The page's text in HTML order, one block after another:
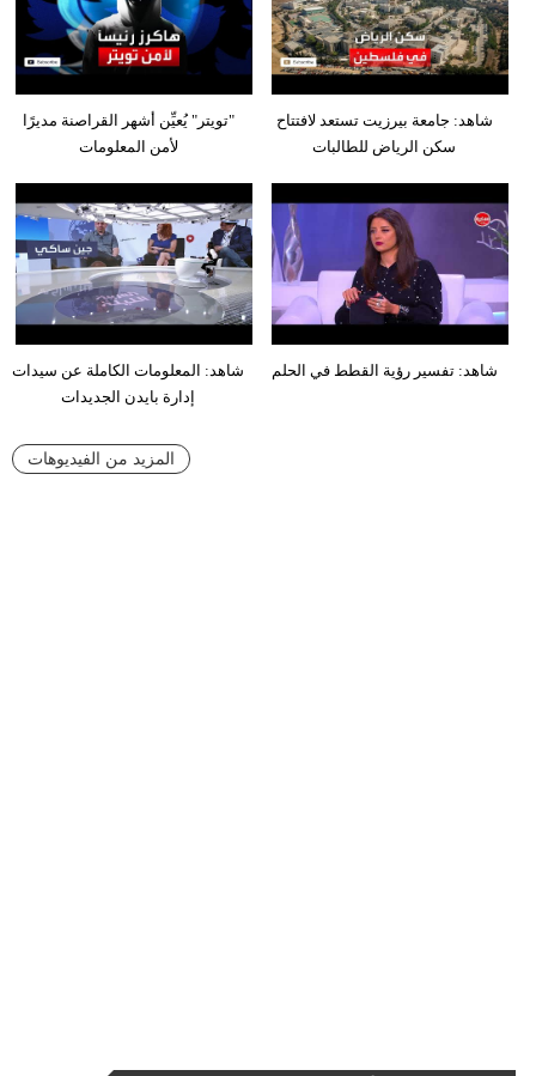
"تويتر" يُعيِّن أشهر القراصنة مديرًا
لأمن المعلومات
شاهد: جامعة بيرزيت تستعد لافتتاح
سكن الرياض للطالبات
شاهد: المعلومات الكاملة عن سيدات
إدارة بايدن الجديدات
شاهد: تفسير رؤية القطط في الحلم
المزيد من الفيديوهات